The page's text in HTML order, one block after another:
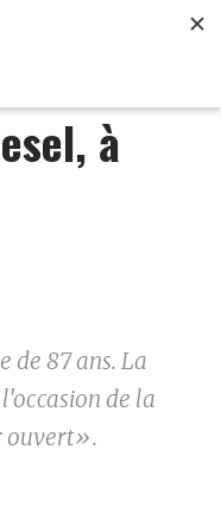
à
de 87 ans. La
de la
ouvert».